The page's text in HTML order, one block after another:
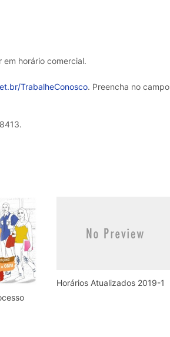
horário comercial.
TrabalheConosco. Preencha no campo
Horários Atualizados 2019-1